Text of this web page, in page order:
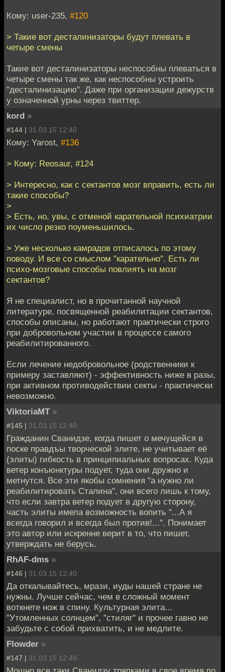
Кому: user-235, #120
> Такие вот десталинизаторы будут плевать в
четыре смены
Такие вот десталинизаторы неспособны плеваться в
четыре смены так же, как неспособны устроить
"десталинизацию". Даже при организации дежурств
у означенной урны через твиттер.
kord »
#144 | 31.03.15 12:40
Кому: Yarost, #136
> Кому: Reosaur, #124
> Интересно, как с сектантов мозг вправить, есть ли
такие способы?
>
> Есть, но, увы, с отменой карательной психиатрии
их число резко поуменьшилось.
> Уже несколько камрадов отписалось по этому
поводу. И все со смыслом "карательно". Есть ли
психо-мозговые способы повлиять на мозг
сектантов?
Я не специалист, но в прочитанной научной
литературе, посвященной реабилитации сектантов,
способы описаны, но работают практически строго
при добровольном участии в процессе самого
реабилитированного.
Если лечение недобровольное (родственники к
примеру заставляют) - эффективность ниже в разы,
при активном противодействии секты - практически
невозможно.
ViktoriaMT »
#145 | 31.03.15 12:40
Гражданин Сванидзе, когда пишет о мечущейся в
поске правдъы творческой элите, не учитывает её
(элиты) гибкость в принципиальных вопросах. Куда
ветер конъюнктуры подует, туда они дружно и
метнутся. Все эти якобы сомнения "а нужно ли
реабилитировать Сталина", они всего лишь к тому,
что если завтра ветер подует в другую сторону,
часть элиты имела возможность вопить "...А я
всегда говорил и всегда был против!...". Понимает
это автор или искренне верит в то, что пишет,
утверждать не берусь.
RhAF-dms »
#146 | 31.03.15 12:40
Да откалывайтесь, мрази, иуды нашей стране не
нужны. Лучше сейчас, чем в сложный момент
воткнете нож в спину. Культурная элита...
"Утомленных солнцем", "стиляг" и прочее гавно не
забудьте с собой прихватить, и не медлите.
Flowder »
#147 | 31.03.15 12:40